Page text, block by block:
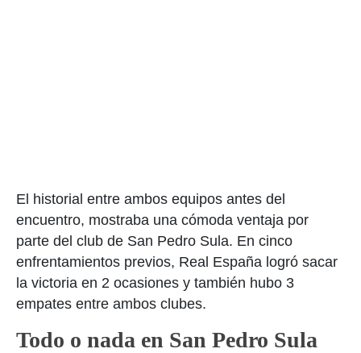
El historial entre ambos equipos antes del
encuentro, mostraba una cómoda ventaja por
parte del club de San Pedro Sula. En cinco
enfrentamientos previos, Real España logró sacar
la victoria en 2 ocasiones y también hubo 3
empates entre ambos clubes.
Todo o nada en San Pedro Sula